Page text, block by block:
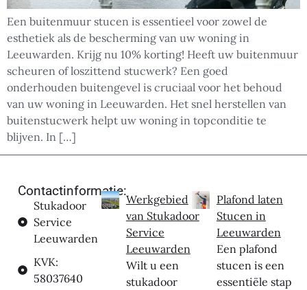
Een buitenmuur stucen is essentieel voor zowel de
esthetiek als de bescherming van uw woning in
Leeuwarden. Krijg nu 10% korting! Heeft uw buitenmuur
scheuren of loszittend stucwerk? Een goed
onderhouden buitengevel is cruciaal voor het behoud
van uw woning in Leeuwarden. Het snel herstellen van
buitenstucwerk helpt uw woning in topconditie te
blijven. In […]
Contactinformatie:
Stukadoor
Service
Leeuwarden
KVK:
58037640
Werkgebied
van Stukadoor
Service
Leeuwarden
Wilt u een
stukadoor
Plafond laten
Stucen in
Leeuwarden
Een plafond
stucen is een
essentiële stap